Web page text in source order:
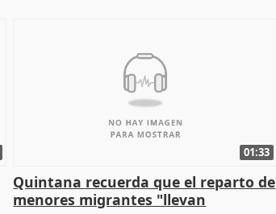
01:33
Quintana recuerda que el reparto de
menores migrantes "llevan